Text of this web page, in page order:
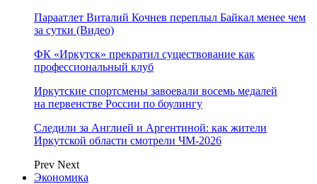
Параатлет Виталий Кочнев переплыл Байкал менее чем
за сутки (Видео)
ФК «Иркутск» прекратил существование как
профессиональный клуб
Иркутские спортсмены завоевали восемь медалей
на первенстве России по боулингу
Следили за Англией и Аргентиной: как жители
Иркутской области смотрели ЧМ-2026
Prev Next
Экономика